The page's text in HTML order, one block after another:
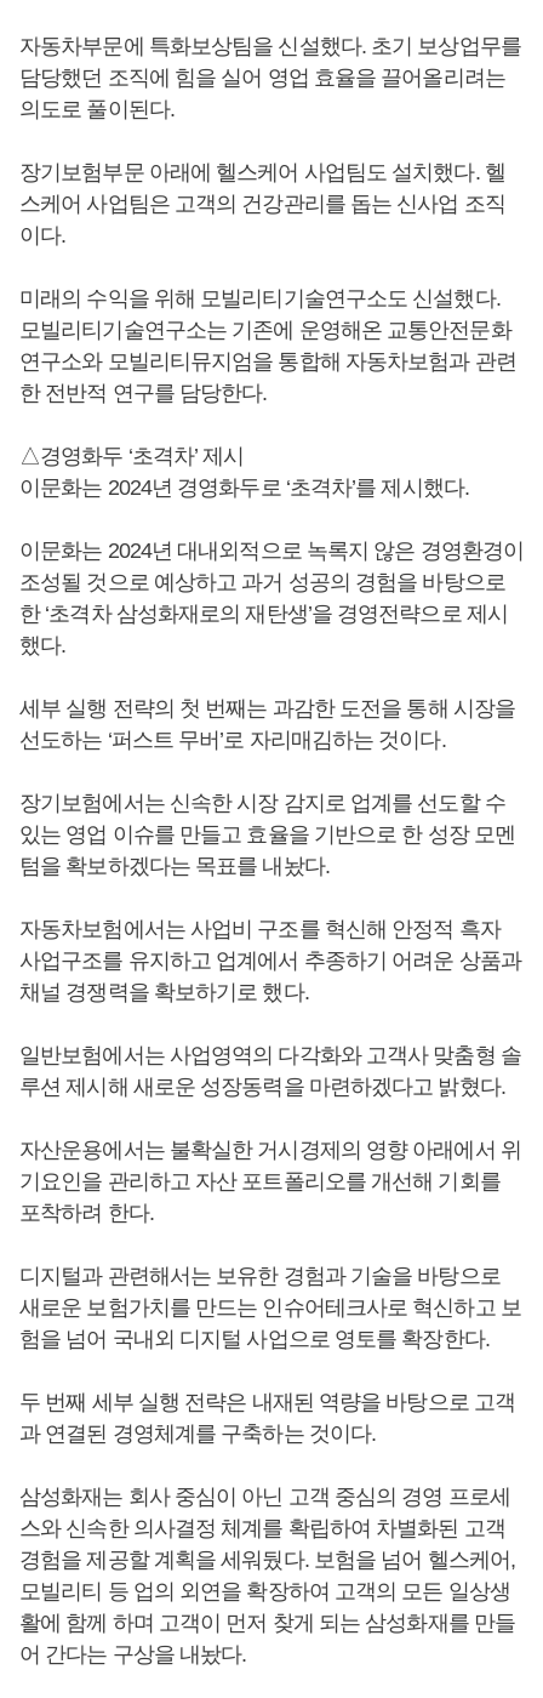
자동차부문에 특화보상팀을 신설했다. 초기 보상업무를
담당했던 조직에 힘을 실어 영업 효율을 끌어올리려는
의도로 풀이된다.
장기보험부문 아래에 헬스케어 사업팀도 설치했다. 헬
스케어 사업팀은 고객의 건강관리를 돕는 신사업 조직
이다.
미래의 수익을 위해 모빌리티기술연구소도 신설했다.
모빌리티기술연구소는 기존에 운영해온 교통안전문화
연구소와 모빌리티뮤지엄을 통합해 자동차보험과 관련
한 전반적 연구를 담당한다.
△경영화두 ‘초격차’ 제시
이문화는 2024년 경영화두로 ‘초격차’를 제시했다.
이문화는 2024년 대내외적으로 녹록지 않은 경영환경이
조성될 것으로 예상하고 과거 성공의 경험을 바탕으로
한 ‘초격차 삼성화재로의 재탄생’을 경영전략으로 제시
했다.
세부 실행 전략의 첫 번째는 과감한 도전을 통해 시장을
선도하는 ‘퍼스트 무버’로 자리매김하는 것이다.
장기보험에서는 신속한 시장 감지로 업계를 선도할 수
있는 영업 이슈를 만들고 효율을 기반으로 한 성장 모멘
텀을 확보하겠다는 목표를 내놨다.
자동차보험에서는 사업비 구조를 혁신해 안정적 흑자
사업구조를 유지하고 업계에서 추종하기 어려운 상품과
채널 경쟁력을 확보하기로 했다.
일반보험에서는 사업영역의 다각화와 고객사 맞춤형 솔
루션 제시해 새로운 성장동력을 마련하겠다고 밝혔다.
자산운용에서는 불확실한 거시경제의 영향 아래에서 위
기요인을 관리하고 자산 포트폴리오를 개선해 기회를
포착하려 한다.
디지털과 관련해서는 보유한 경험과 기술을 바탕으로
새로운 보험가치를 만드는 인슈어테크사로 혁신하고 보
험을 넘어 국내외 디지털 사업으로 영토를 확장한다.
두 번째 세부 실행 전략은 내재된 역량을 바탕으로 고객
과 연결된 경영체계를 구축하는 것이다.
삼성화재는 회사 중심이 아닌 고객 중심의 경영 프로세
스와 신속한 의사결정 체계를 확립하여 차별화된 고객
경험을 제공할 계획을 세워뒀다. 보험을 넘어 헬스케어,
모빌리티 등 업의 외연을 확장하여 고객의 모든 일상생
활에 함께 하며 고객이 먼저 찾게 되는 삼성화재를 만들
어 간다는 구상을 내놨다.